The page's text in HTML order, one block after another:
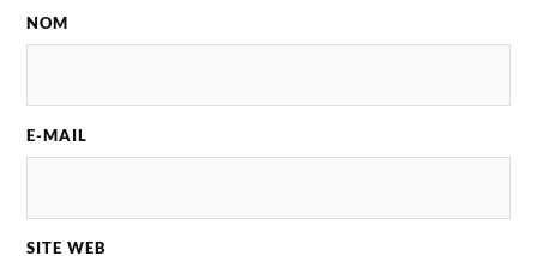
NOM
E-MAIL
SITE WEB